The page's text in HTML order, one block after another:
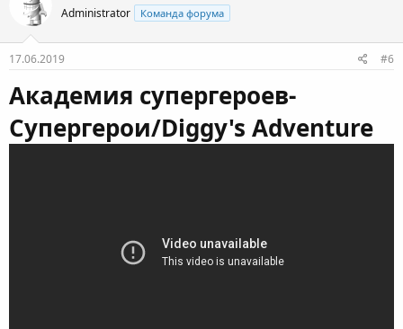
Administrator Команда форума
17.06.2019 #6
Академия супергероев-
Супергерои/Diggy's Adventure